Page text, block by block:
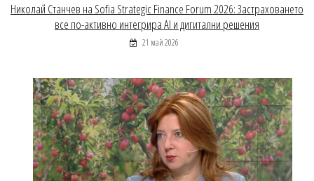
Николай Станчев на Sofia Strategic Finance Forum 2026: Застраховането
все по-активно интегрира AI и дигитални решения
21 май 2026